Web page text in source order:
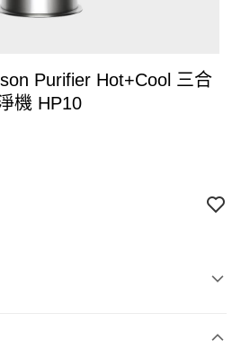
Purifier Hot+Cool 三合
機 HP10